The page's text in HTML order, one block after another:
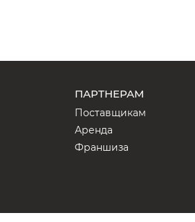
ПАРТНЕРАМ
Поставщикам
Аренда
Франшиза